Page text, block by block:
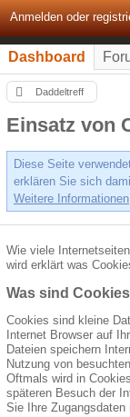
Anmelden oder
Dashboard
Daddeltreff
Einsatz von
Diese Seite
erklären Sie sich
Weitere Informationen
Wie viele
wird erklärt was
Was sind Cookies
Cookies sind kleine
Internet Browser auf
Dateien speichern
Nutzung von
Oftmals wird in
späteren Besuch der
Sie Ihre